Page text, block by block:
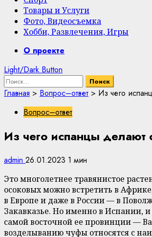
Товары и Услуги
Фото, Видеосъемка
Хобби, Развлечения, Игры
PrimaryО проекте
Light/Dark Button
Найти:
Главная > Вопрос–ответ > Из чего
Вопрос–ответ
Из чего испанцы делают
admin 26.01.2023 1 мин
Это многолетнее травянистое
осоковых можно встретить в
в Европе и даже в России — в
Закавказье. Но именно в Испании, и
самой восточной ее провинции —
возделыванию чуфы относятся с